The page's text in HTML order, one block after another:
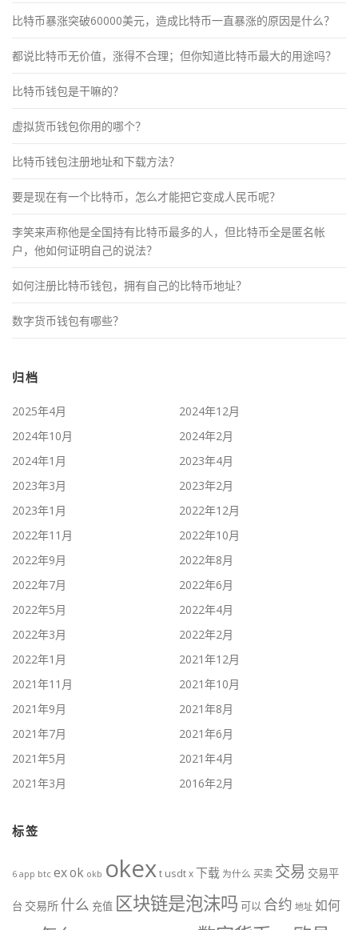
比特币暴涨突破60000美元，造成比特币一直暴涨的原因是什么？
都说比特币无价值，涨得不合理；但你知道比特币最大的用途吗？
比特币钱包是干嘛的？
虚拟货币钱包你用的哪个？
比特币钱包注册地址和下载方法？
要是现在有一个比特币，怎么才能把它变成人民币呢？
李笑来声称他是全国持有比特币最多的人，但比特币全是匿名帐
户，他如何证明自己的说法？
如何注册比特币钱包，拥有自己的比特币地址？
数字货币钱包有哪些？
归档
2025年4月
2024年12月
2024年10月
2024年2月
2024年1月
2023年4月
2023年3月
2023年2月
2023年1月
2022年12月
2022年11月
2022年10月
2022年9月
2022年8月
2022年7月
2022年6月
2022年5月
2022年4月
2022年3月
2022年2月
2022年1月
2021年12月
2021年11月
2021年10月
2021年9月
2021年8月
2021年7月
2021年6月
2021年5月
2021年4月
2021年3月
2016年2月
标签
6 app btc exok okb okext usdtx下载 为什么 买卖 交易 交易平
台 交易所 什么 充值 区块链是泡沫吗 可以 合约 地址 如何